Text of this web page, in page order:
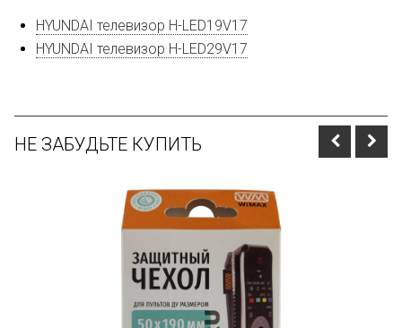
HYUNDAI телевизор H-LED19V17
HYUNDAI телевизор H-LED29V17
НЕ ЗАБУДЬТЕ КУПИТЬ